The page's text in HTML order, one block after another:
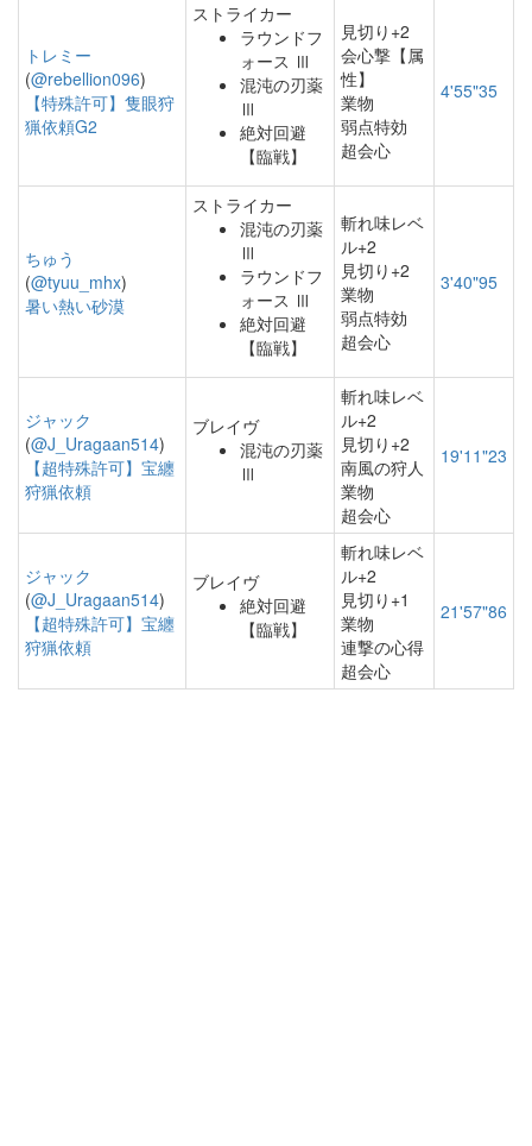
トレミー
(@rebellion096)
【特殊許可】隻眼狩
猟依頼G2
ストライカー
ラウンドフ
ォース Ⅲ
混沌の刃薬
Ⅲ
絶対回避
【臨戦】
見切り+2
会心撃【属
性】
業物
弱点特効
超会心
4'55"35
ちゅう
(@tyuu_mhx)
暑い熱い砂漠
ストライカー
混沌の刃薬
Ⅲ
ラウンドフ
ォース Ⅲ
絶対回避
【臨戦】
斬れ味レベ
ル+2
見切り+2
業物
弱点特効
超会心
3'40"95
ジャック
(@J_Uragaan514)
【超特殊許可】宝纏
狩猟依頼
ブレイヴ
混沌の刃薬
Ⅲ
斬れ味レベ
ル+2
見切り+2
南風の狩人
業物
超会心
19'11"23
ジャック
(@J_Uragaan514)
【超特殊許可】宝纏
狩猟依頼
ブレイヴ
絶対回避
【臨戦】
斬れ味レベ
ル+2
見切り+1
業物
連撃の心得
超会心
21'57"86